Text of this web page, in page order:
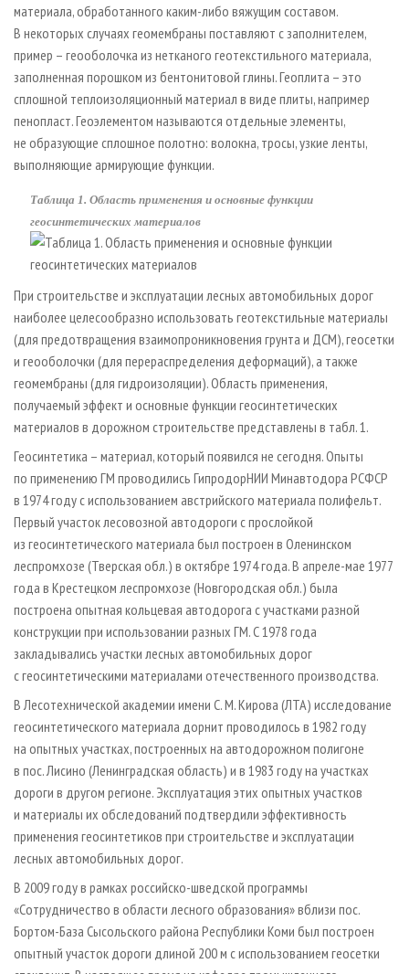
материала, обработанного каким-либо вяжущим составом.
В некоторых случаях геомембраны поставляют с заполнителем,
пример – геооболочка из нетканого геотекстильного материала,
заполненная порошком из бентонитовой глины. Геоплита – это
сплошной теплоизоляционный материал в виде плиты, например
пенопласт. Геоэлементом называются отдельные элементы,
не образующие сплошное полотно: волокна, тросы, узкие ленты,
выполняющие армирующие функции.
Таблица 1. Область применения и основные функции
геосинтетических материалов
При строительстве и эксплуатации лесных автомобильных дорог
наиболее целесообразно использовать геотекстильные материалы
(для предотвращения взаимопроникновения грунта и ДСМ), геосетки
и геооболочки (для перераспределения деформаций), а также
геомембраны (для гидроизоляции). Область применения,
получаемый эффект и основные функции геосинтетических
материалов в дорожном строительстве представлены в табл. 1.
Геосинтетика – материал, который появился не сегодня. Опыты
по применению ГМ проводились ГипродорНИИ Минавтодора РСФСР
в 1974 году с использованием австрийского материала полифельт.
Первый участок лесовозной автодороги с прослойкой
из геосинтетического материала был построен в Оленинском
леспромхозе (Тверская обл.) в октябре 1974 года. В апреле-мае 1977
года в Крестецком леспромхозе (Новгородская обл.) была
построена опытная кольцевая автодорога с участками разной
конструкции при использовании разных ГМ. С 1978 года
закладывались участки лесных автомобильных дорог
с геосинтетическими материалами отечественного производства.
В Лесотехнической академии имени С. М. Кирова (ЛТА) исследование
геосинтетического материала дорнит проводилось в 1982 году
на опытных участках, построенных на автодорожном полигоне
в пос. Лисино (Ленинградская область) и в 1983 году на участках
дороги в другом регионе. Эксплуатация этих опытных участков
и материалы их обследований подтвердили эффективность
применения геосинтетиков при строительстве и эксплуатации
лесных автомобильных дорог.
В 2009 году в рамках российско-шведской программы
«Сотрудничество в области лесного образования» вблизи пос.
Бортом-База Сысольского района Республики Коми был построен
опытный участок дороги длиной 200 м с использованием геосетки